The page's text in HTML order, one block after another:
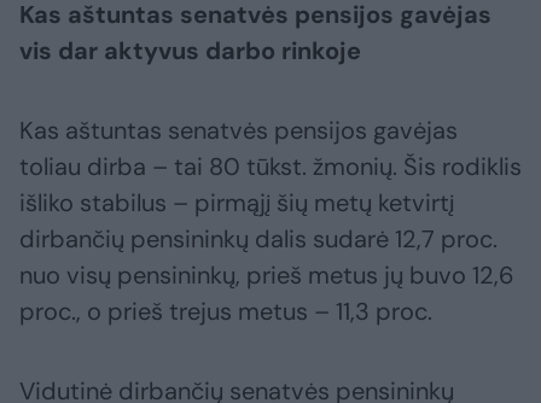
Kas aštuntas senatvės pensijos gavėjas
vis dar aktyvus darbo rinkoje
Kas aštuntas senatvės pensijos gavėjas
toliau dirba – tai 80 tūkst. žmonių. Šis rodiklis
išliko stabilus – pirmąjį šių metų ketvirtį
dirbančių pensininkų dalis sudarė 12,7 proc.
nuo visų pensininkų, prieš metus jų buvo 12,6
proc., o prieš trejus metus – 11,3 proc.
Vidutinė dirbančių senatvės pensininkų